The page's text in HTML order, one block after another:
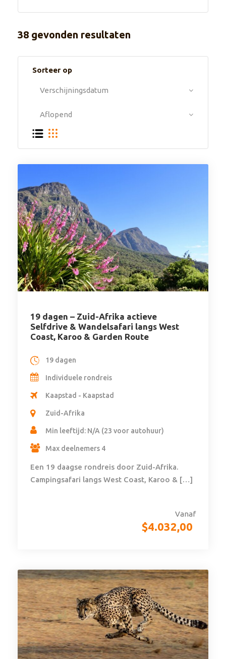
38 gevonden resultaten
Sorteer op
19 dagen – Zuid-Afrika actieve
Selfdrive & Wandelsafari langs West
Coast, Karoo & Garden Route
Vanaf
$4.032,00
19 dagen
Individuele rondreis
Kaapstad - Kaapstad
Zuid-Afrika
Min leeftijd: N/A (23 voor autohuur)
Max deelnemers 4
Een 19 daagse rondreis door Zuid-Afrika.
Campingsafari langs West Coast, Karoo & […]